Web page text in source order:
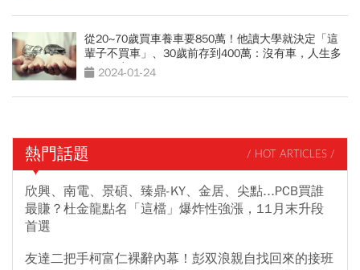
從20~70歲買車養車要850萬！他讀大學就決定「這
輩子不買車」、30歲前存到400萬：沒有車，人生多
一分從容
2024-01-24
熱門話題 / HOT ARTICLES /
欣興、南電、景碩、臻鼎-KY、金居、尖點...PCB買誰
最賺？杜金龍點名「這檔」爆炸性強漲，11月末升段
首選
友達二把手柯富仁裸辭內幕！彭双浪親自找回來的接班